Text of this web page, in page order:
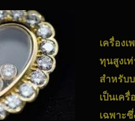
เครื่อง
ทุนสูงเ
สำหรับ
เป็นเค
เฉพาะ